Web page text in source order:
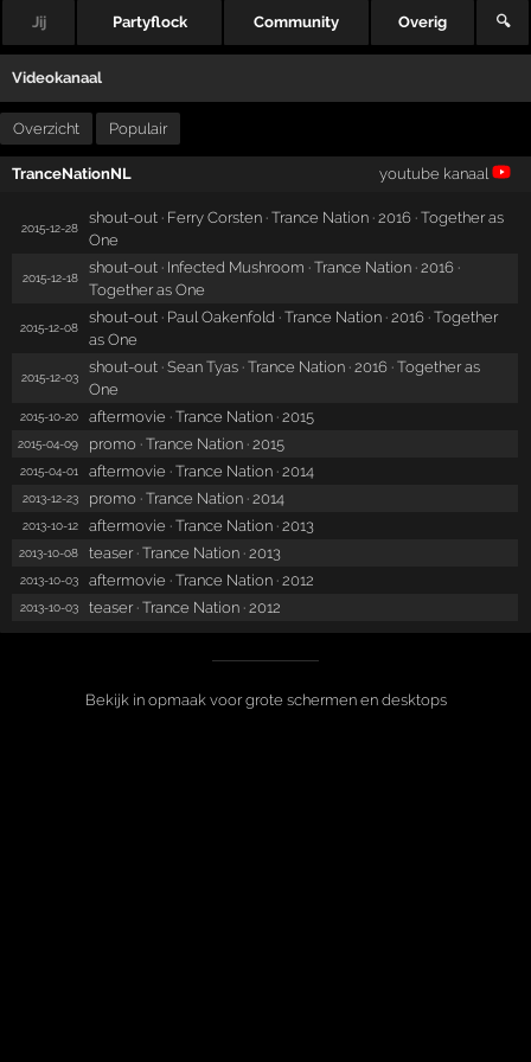
Jij Partyflock Community Overig 🔍
Videokanaal
Overzicht Populair
TranceNationNL youtube kanaal
2015-12-28
shout-out · Ferry Corsten · Trance Nation · 2016 · Together as
One
2015-12-18
shout-out · Infected Mushroom · Trance Nation · 2016 ·
Together as One
2015-12-08
shout-out · Paul Oakenfold · Trance Nation · 2016 · Together
as One
2015-12-03
shout-out · Sean Tyas · Trance Nation · 2016 · Together as
One
2015-10-20 aftermovie · Trance Nation · 2015
2015-04-09 promo · Trance Nation · 2015
2015-04-01 aftermovie · Trance Nation · 2014
2013-12-23 promo · Trance Nation · 2014
2013-10-12 aftermovie · Trance Nation · 2013
2013-10-08 teaser · Trance Nation · 2013
2013-10-03 aftermovie · Trance Nation · 2012
2013-10-03 teaser · Trance Nation · 2012
Bekijk in opmaak voor grote schermen en desktops